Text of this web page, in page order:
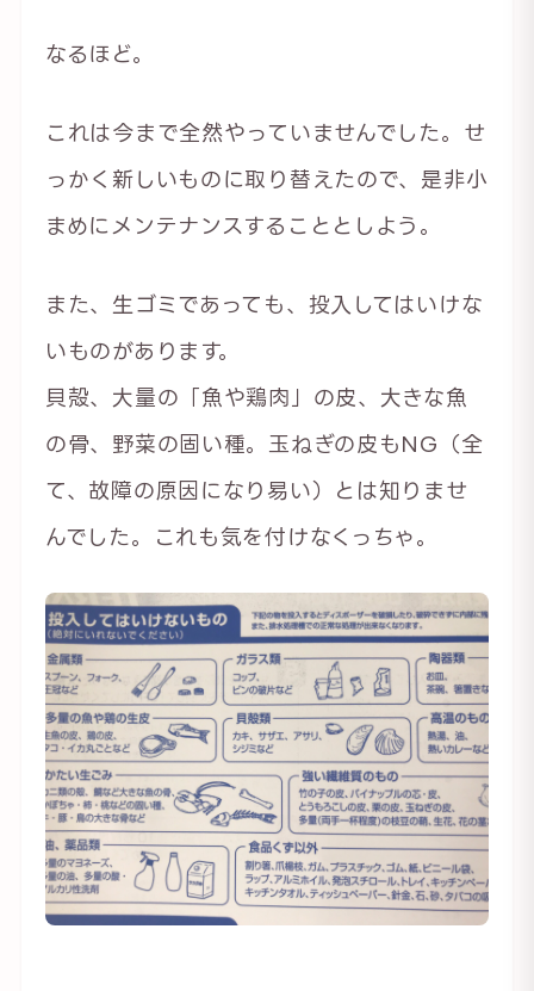
なるほど。
これは今まで全然やっていませんでした。せ
っかく新しいものに取り替えたので、是非小
まめにメンテナンスすることとしよう。
また、生ゴミであっても、投入してはいけな
いものがあります。
貝殻、大量の「魚や鶏肉」の皮、大きな魚
の骨、野菜の固い種。玉ねぎの皮もNG（全
て、故障の原因になり易い）とは知りませ
んでした。これも気を付けなくっちゃ。